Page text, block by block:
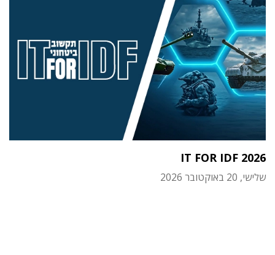
IT FOR IDF 2026
שלישי, 20 באוקטובר 2026